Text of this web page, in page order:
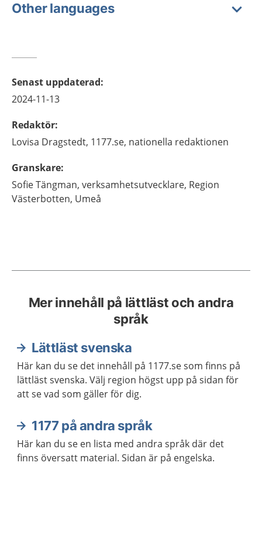
Other languages
Senast uppdaterad:
2024-11-13
Redaktör:
Lovisa Dragstedt, 1177.se, nationella redaktionen
Granskare:
SofieTängman, verksamhetsutvecklare, Region
Västerbotten, Umeå
Mer innehåll på lättläst och andra
språk
Lättläst svenska
Här kan du se det innehåll på 1177.se som finns på
lättläst svenska. Välj region högst upp på sidan för
att se vad som gäller för dig.
1177 på andra språk
Här kan du se en lista med andra språk där det
finns översatt material. Sidan är på engelska.